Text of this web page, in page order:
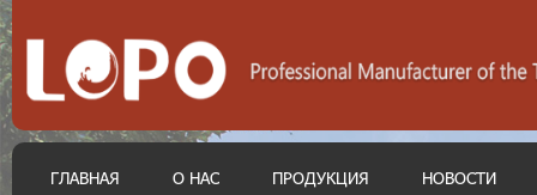
ГЛАВНАЯ О НАС ПРОДУКЦИЯ НОВОСТИ